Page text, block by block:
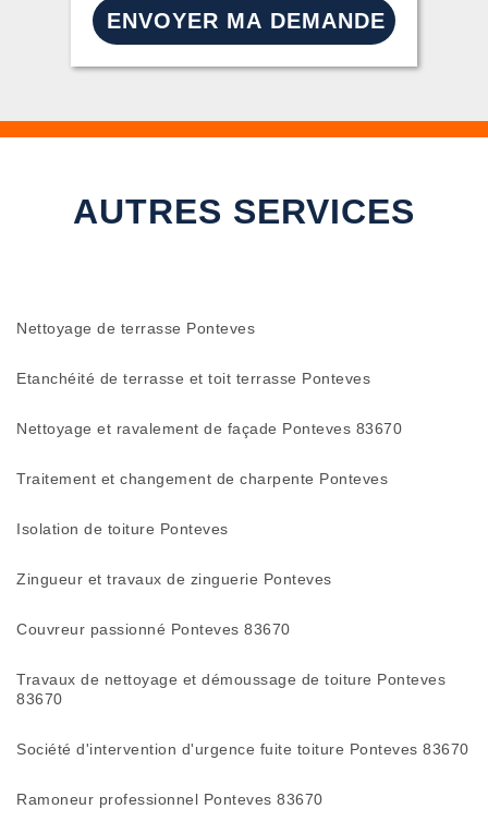
AUTRES SERVICES
Nettoyage de terrasse Ponteves
Etanchéité de terrasse et toit terrasse Ponteves
Nettoyage et ravalement de façade Ponteves 83670
Traitement et changement de charpente Ponteves
Isolation de toiture Ponteves
Zingueur et travaux de zinguerie Ponteves
Couvreur passionné Ponteves 83670
Travaux de nettoyage et démoussage de toiture Ponteves
83670
Société d'intervention d'urgence fuite toiture Ponteves 83670
Ramoneur professionnel Ponteves 83670